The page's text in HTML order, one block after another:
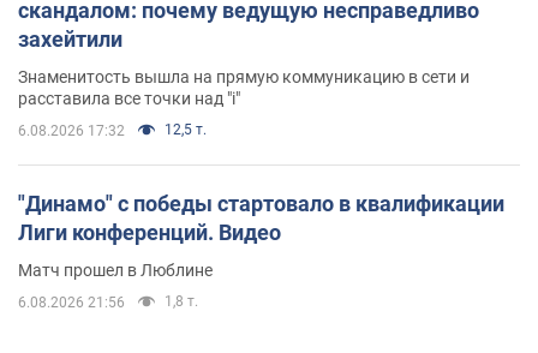
скандалом: почему ведущую несправедливо
захейтили
Знаменитость вышла на прямую коммуникацию в сети и
расставила все точки над "i"
6.08.2026 17:32 12,5 т.
"Динамо" с победы стартовало в квалификации
Лиги конференций. Видео
Матч прошел в Люблине
6.08.2026 21:56 1,8 т.